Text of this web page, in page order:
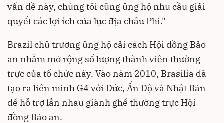
vấn đề này, chúng tôi cũng ủng hộ nhu cầu giải
quyết các lợi ích của lục địa châu Phi."
Brazil chủ trương ủng hộ cải cách Hội đồng Bảo
an nhằm mở rộng số lượng thành viên thường
trực của tổ chức này. Vào năm 2010, Brasilia đã
tạo ra liên minh G4 với Đức, Ấn Độ và Nhật Bản
để hỗ trợ lẫn nhau giành ghế thường trực Hội
đồng Bảo an.